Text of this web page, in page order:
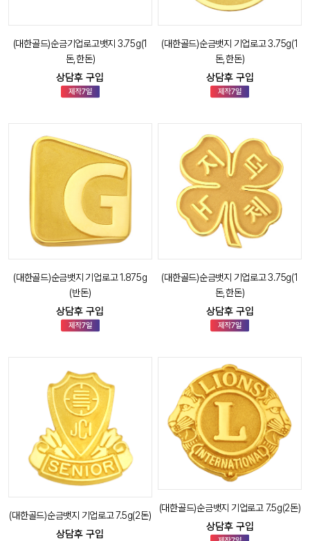
(대한골드)순금기업로고뱃지 3.75g(1
돈,한돈)
상담후 구입
(대한골드)순금뱃지 기업로고 3.75g(1
돈,한돈)
상담후 구입
(대한골드)순금뱃지 기업로고 1.875g
(반돈)
상담후 구입
(대한골드)순금뱃지 기업로고 3.75g(1
돈,한돈)
상담후 구입
(대한골드)순금뱃지 기업로고 7.5g(2돈)
상담후 구입
(대한골드)순금뱃지 기업로고 7.5g(2돈)
상담후 구입